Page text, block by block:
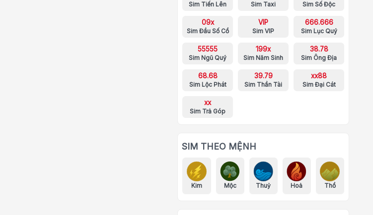
Sim Tiến Lên Sim Taxi Sim Số Độc
09x
Sim Đầu Số Cổ
VIP
Sim VIP
666.666
Sim Lục Quý
55555
Sim Ngũ Quý
199x
Sim Năm Sinh
38.78
Sim Ông Địa
68.68
Sim Lộc Phát
39.79
Sim Thần Tài
xx88
Sim Đại Cát
xx
Sim Trả Góp
SIM THEO MỆNH
Kim Mộc Thuỷ Hoả Thổ